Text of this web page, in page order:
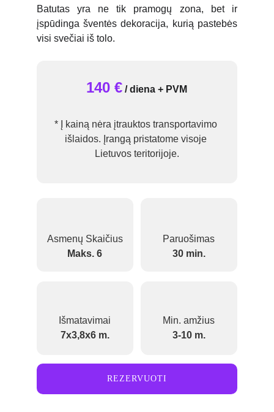
Batutas yra ne tik pramogų zona, bet ir
įspūdinga šventės dekoracija, kurią pastebės
visi svečiai iš tolo.
REZERVUOTI
140 € / diena + PVM
* Į kainą nėra įtrauktos transportavimo
išlaidos. Įrangą pristatome visoje
Lietuvos teritorijoje.
Asmenų Skaičius
Maks. 6
Paruošimas
30 min.
Išmatavimai
7x3,8x6 m.
Min. amžius
3-10 m.